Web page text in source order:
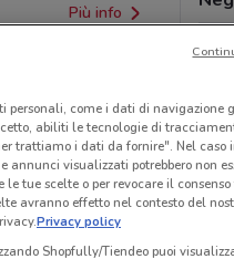
Più info
personali, come i dati di navigazione
abiliti le tecnologie di
trattiamo i dati da fornire". Nel caso
annunci visualizzati potrebbero non
tue scelte o per revocare il
avranno effetto nel contesto del
Privacy policy
Shopfully/Tiendeo puoi